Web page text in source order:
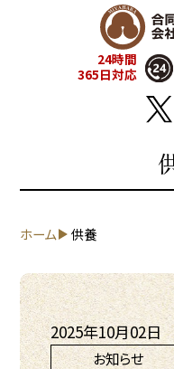
24時間
365日対応
ホーム 供養
2025年10月02日
お知らせ